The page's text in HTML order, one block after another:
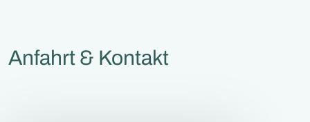
Anfahrt & Kontakt